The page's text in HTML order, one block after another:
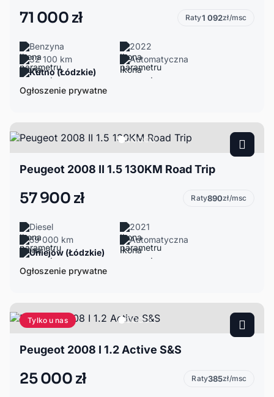
71 000 zł Raty1 092zł/msc
Benzyna
2022
32 100 km
Automatyczna
Kutno (Łódzkie)
Ogłoszenie prywatne
Peugeot 2008 II 1.5 130KM Road Trip
57 900 zł Raty890zł/msc
Diesel
2021
59 000 km
Automatyczna
Uniejów (Łódzkie)
Ogłoszenie prywatne
Tylko u nas
Peugeot 2008 I 1.2 Active S&S
25 000 zł Raty385zł/msc